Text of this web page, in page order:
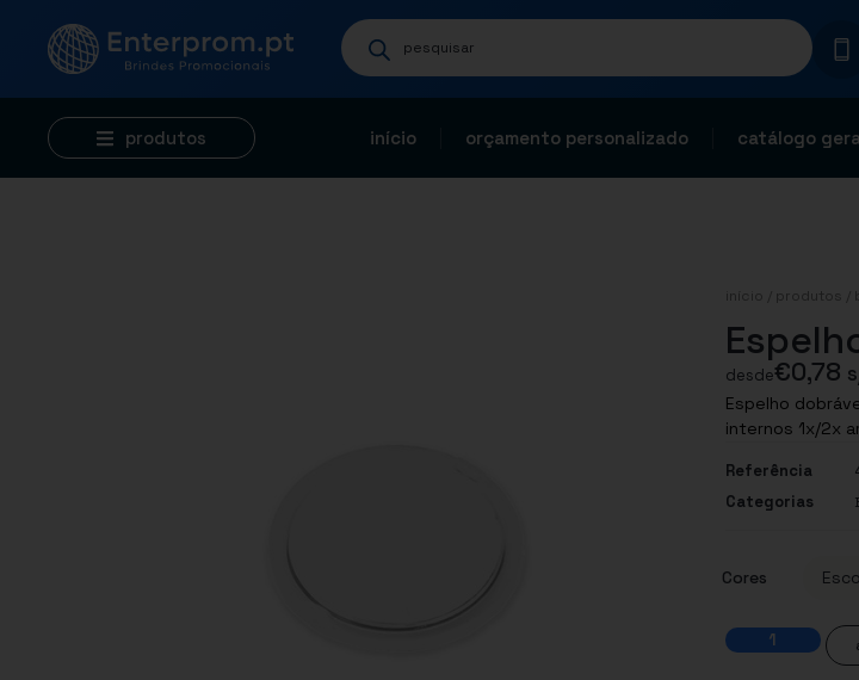
produtos início orçamento personalizado catálogo
início produtos
desde€0,78
Espelho
internos 1x/2x
Referência
Categorias
Cores